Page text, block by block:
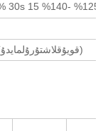
10% -90% (قويۇقلاشتۇرۇلمايدۇ)